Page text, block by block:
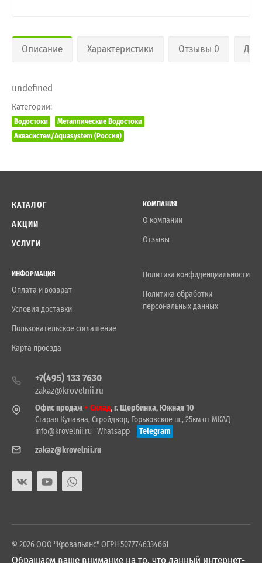
Описание Характеристики Отзывы 0
undefined
Категории:
Водостоки
Металлические Водостоки
Аквасистем/Aquasystem (Россия)
КАТАЛОГ
АКЦИИ
УСЛУГИ
КОМПАНИЯ
О компании
Отзывы
ИНФОРМАЦИЯ
Оплата и возврат
Условия доставки
Пользовательское соглашение
Карта проезда
Политика конфиденциальности
Политика обработки
персональных данных
+7(495) 133 7630
zakaz@krovelnii.ru
Офис продаж+ Склад, г. Щербинка, Южная 10
Старая Купавна, Стройдвор, Горьковское ш., 25км от МКАД
info@krovelnii.ru Whatsapp
Telegram
zakaz@krovelnii.ru
© 2026 ООО "Кровальянс" ОГРН 5077746334661
Обращаем ваше внимание на то, что данный интернет-